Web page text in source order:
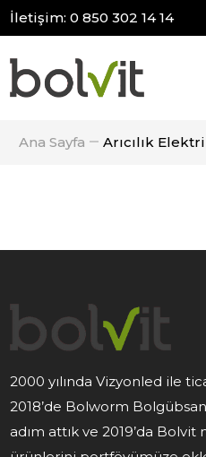
İletişim: 0 850 302 14 14
Ana Sayfa Arıcılık
2000 yılında Vizyonled ile
2018’de Bolworm
adım attık ve 2019’da Bolvit